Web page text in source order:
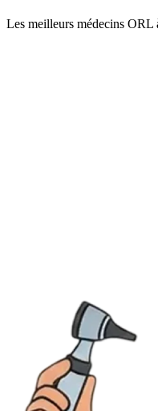
Les meilleurs médecins ORL